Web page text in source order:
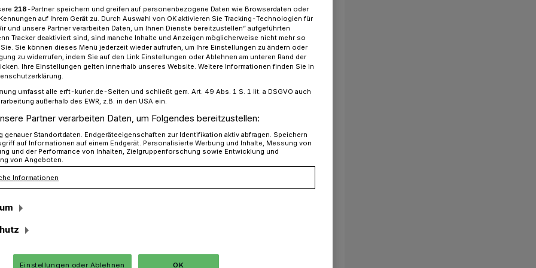
Jäger, coole Drinks, heiße Musik und tolle Kicks!
coole Drinks,
tolle Kicks!
Kanufahrten, interne
oder einfach den Tag mit den
an möglichen Tätigkeiten an Vatertag
ist lang.
218-Partner speichern und greifen auf personenbezogene Daten wie Browserdaten oder
auf Ihrem Gerät zu. Durch Auswahl von OK aktivieren Sie Tracking-Technologien für
und unsere Partner verarbeiten Daten, um Ihnen Dienste bereitzustellen“ aufgeführten
Tracker deaktiviert sind, sind manche Inhalte und Anzeigen möglicherweise nicht mehr so
Sie können dieses Menü jederzeit wieder aufrufen, um Ihre Einstellungen zu ändern oder
zu widerrufen, indem Sie auf den Link Einstellungen oder Ablehnen am unteren Rand der
Ihre Einstellungen gelten innerhalb unseres Website. Weitere Informationen finden Sie in
umfasst alle erft-kurier.de-Seiten und schließt gem. Art. 49 Abs. 1 S. 1 lit. a DSGVO auch
außerhalb des EWR, z.B. in den USA ein.
Partner verarbeiten Daten, um Folgendes bereitzustellen:
genauer Standortdaten. Endgeräteeigenschaften zur Identifikation aktiv abfragen. Speichern
auf Informationen auf einem Endgerät. Personalisierte Werbung und Inhalte, Messung von
und der Performance von Inhalten, Zielgruppenforschung sowie Entwicklung und
von Angeboten.
Informationen
Einstellungen oder Ablehnen OK